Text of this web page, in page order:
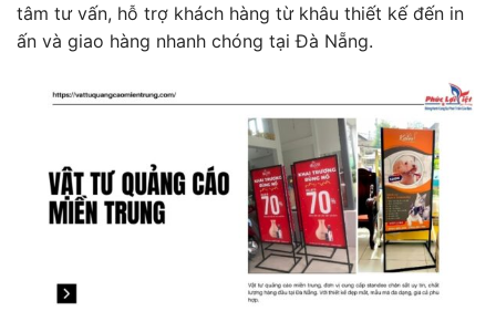
tâm tư vấn, hỗ trợ khách hàng từ khâu thiết kế đến in
ấn và giao hàng nhanh chóng tại Đà Nẵng.